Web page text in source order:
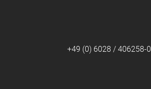
+49 (0) 6028 / 406258-0